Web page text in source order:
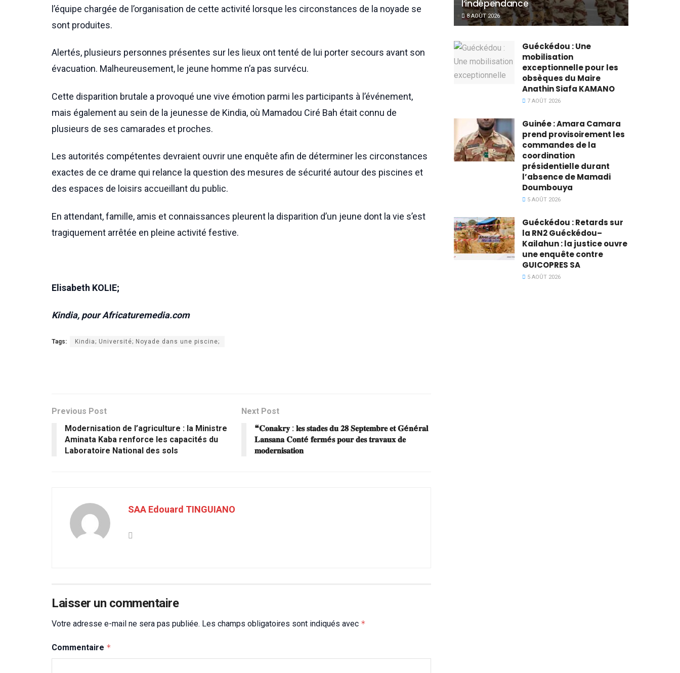
l’équipe chargée de l’organisation de cette activité lorsque les circonstances de la noyade se
sont produites.
Alertés, plusieurs personnes présentes sur les lieux ont tenté de lui porter secours avant son
évacuation. Malheureusement, le jeune homme n’a pas survécu.
Cette disparition brutale a provoqué une vive émotion parmi les participants à l’événement,
mais également au sein de la jeunesse de Kindia, où Mamadou Ciré Bah était connu de
plusieurs de ses camarades et proches.
Les autorités compétentes devraient ouvrir une enquête afin de déterminer les circonstances
exactes de ce drame qui relance la question des mesures de sécurité autour des piscines et
des espaces de loisirs accueillant du public.
En attendant, famille, amis et connaissances pleurent la disparition d’un jeune dont la vie s’est
tragiquement arrêtée en pleine activité festive.
Elisabeth KOLIE;
Kindia, pour Africaturemedia.com
Tags: Kindia; Université; Noyade dans une piscine;
Previous Post
Modernisation de l’agriculture : la Ministre
Aminata Kaba renforce les capacités du
Laboratoire National des sols
Next Post
❝𝐂𝐨𝐧𝐚𝐤𝐫𝐲 : 𝐥𝐞𝐬 𝐬𝐭𝐚𝐝𝐞𝐬 𝐝𝐮 𝟐𝟖 𝐒𝐞𝐩𝐭𝐞𝐦𝐛𝐫𝐞 𝐞𝐭 𝐆é𝐧é𝐫𝐚𝐥
𝐋𝐚𝐧𝐬𝐚𝐧𝐚 𝐂𝐨𝐧𝐭é 𝐟𝐞𝐫𝐦é𝐬 𝐩𝐨𝐮𝐫 𝐝𝐞𝐬 𝐭𝐫𝐚𝐯𝐚𝐮𝐱 𝐝𝐞
𝐦𝐨𝐝𝐞𝐫𝐧𝐢𝐬𝐚𝐭𝐢𝐨𝐧
SAA Edouard TINGUIANO
Laisser un commentaire
Votre adresse e-mail ne sera pas publiée. Les champs obligatoires sont indiqués avec *
Commentaire *
l’indépendance
8 AOÛT 2026
Guéckédou : Une
mobilisation
exceptionnelle pour les
obsèques du Maire
Anathin Siafa KAMANO
7 AOÛT 2026
Guinée : Amara Camara
prend provisoirement les
commandes de la
coordination
présidentielle durant
l’absence de Mamadi
Doumbouya
5 AOÛT 2026
Guéckédou : Retards sur
la RN2 Guéckédou–
Kailahun : la justice ouvre
une enquête contre
GUICOPRES SA
5 AOÛT 2026